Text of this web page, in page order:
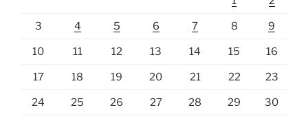
3 4 5 6 7 8 9
10 11 12 13 14 15 16
17 18 19 20 21 22 23
24 25 26 27 28 29 30